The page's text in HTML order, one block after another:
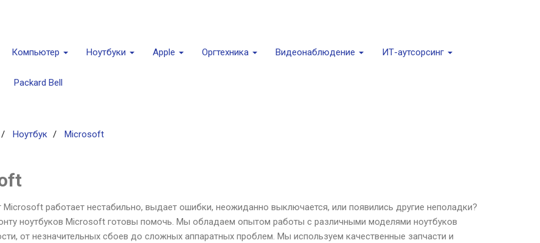
Компьютер Ноутбуки Apple Оргтехника Видеонаблюдение ИТ-аутсорсинг
Packard Bell
Ноутбук Microsoft
работает нестабильно, выдает ошибки, неожиданно выключается, или появились другие неполадки?
ноутбуков Microsoft готовы помочь. Мы обладаем опытом работы с различными моделями ноутбуков
от незначительных сбоев до сложных аппаратных проблем. Мы используем качественные запчасти и